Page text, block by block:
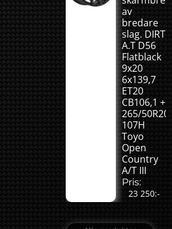
av
bredare
slag. DIRT
A.T D56
Flatblack
9x20
6x139,7
ET20
CB106,1 +
265/50R20
107H
Toyo
Open
Country
A/T III
Pris:
23 250:-